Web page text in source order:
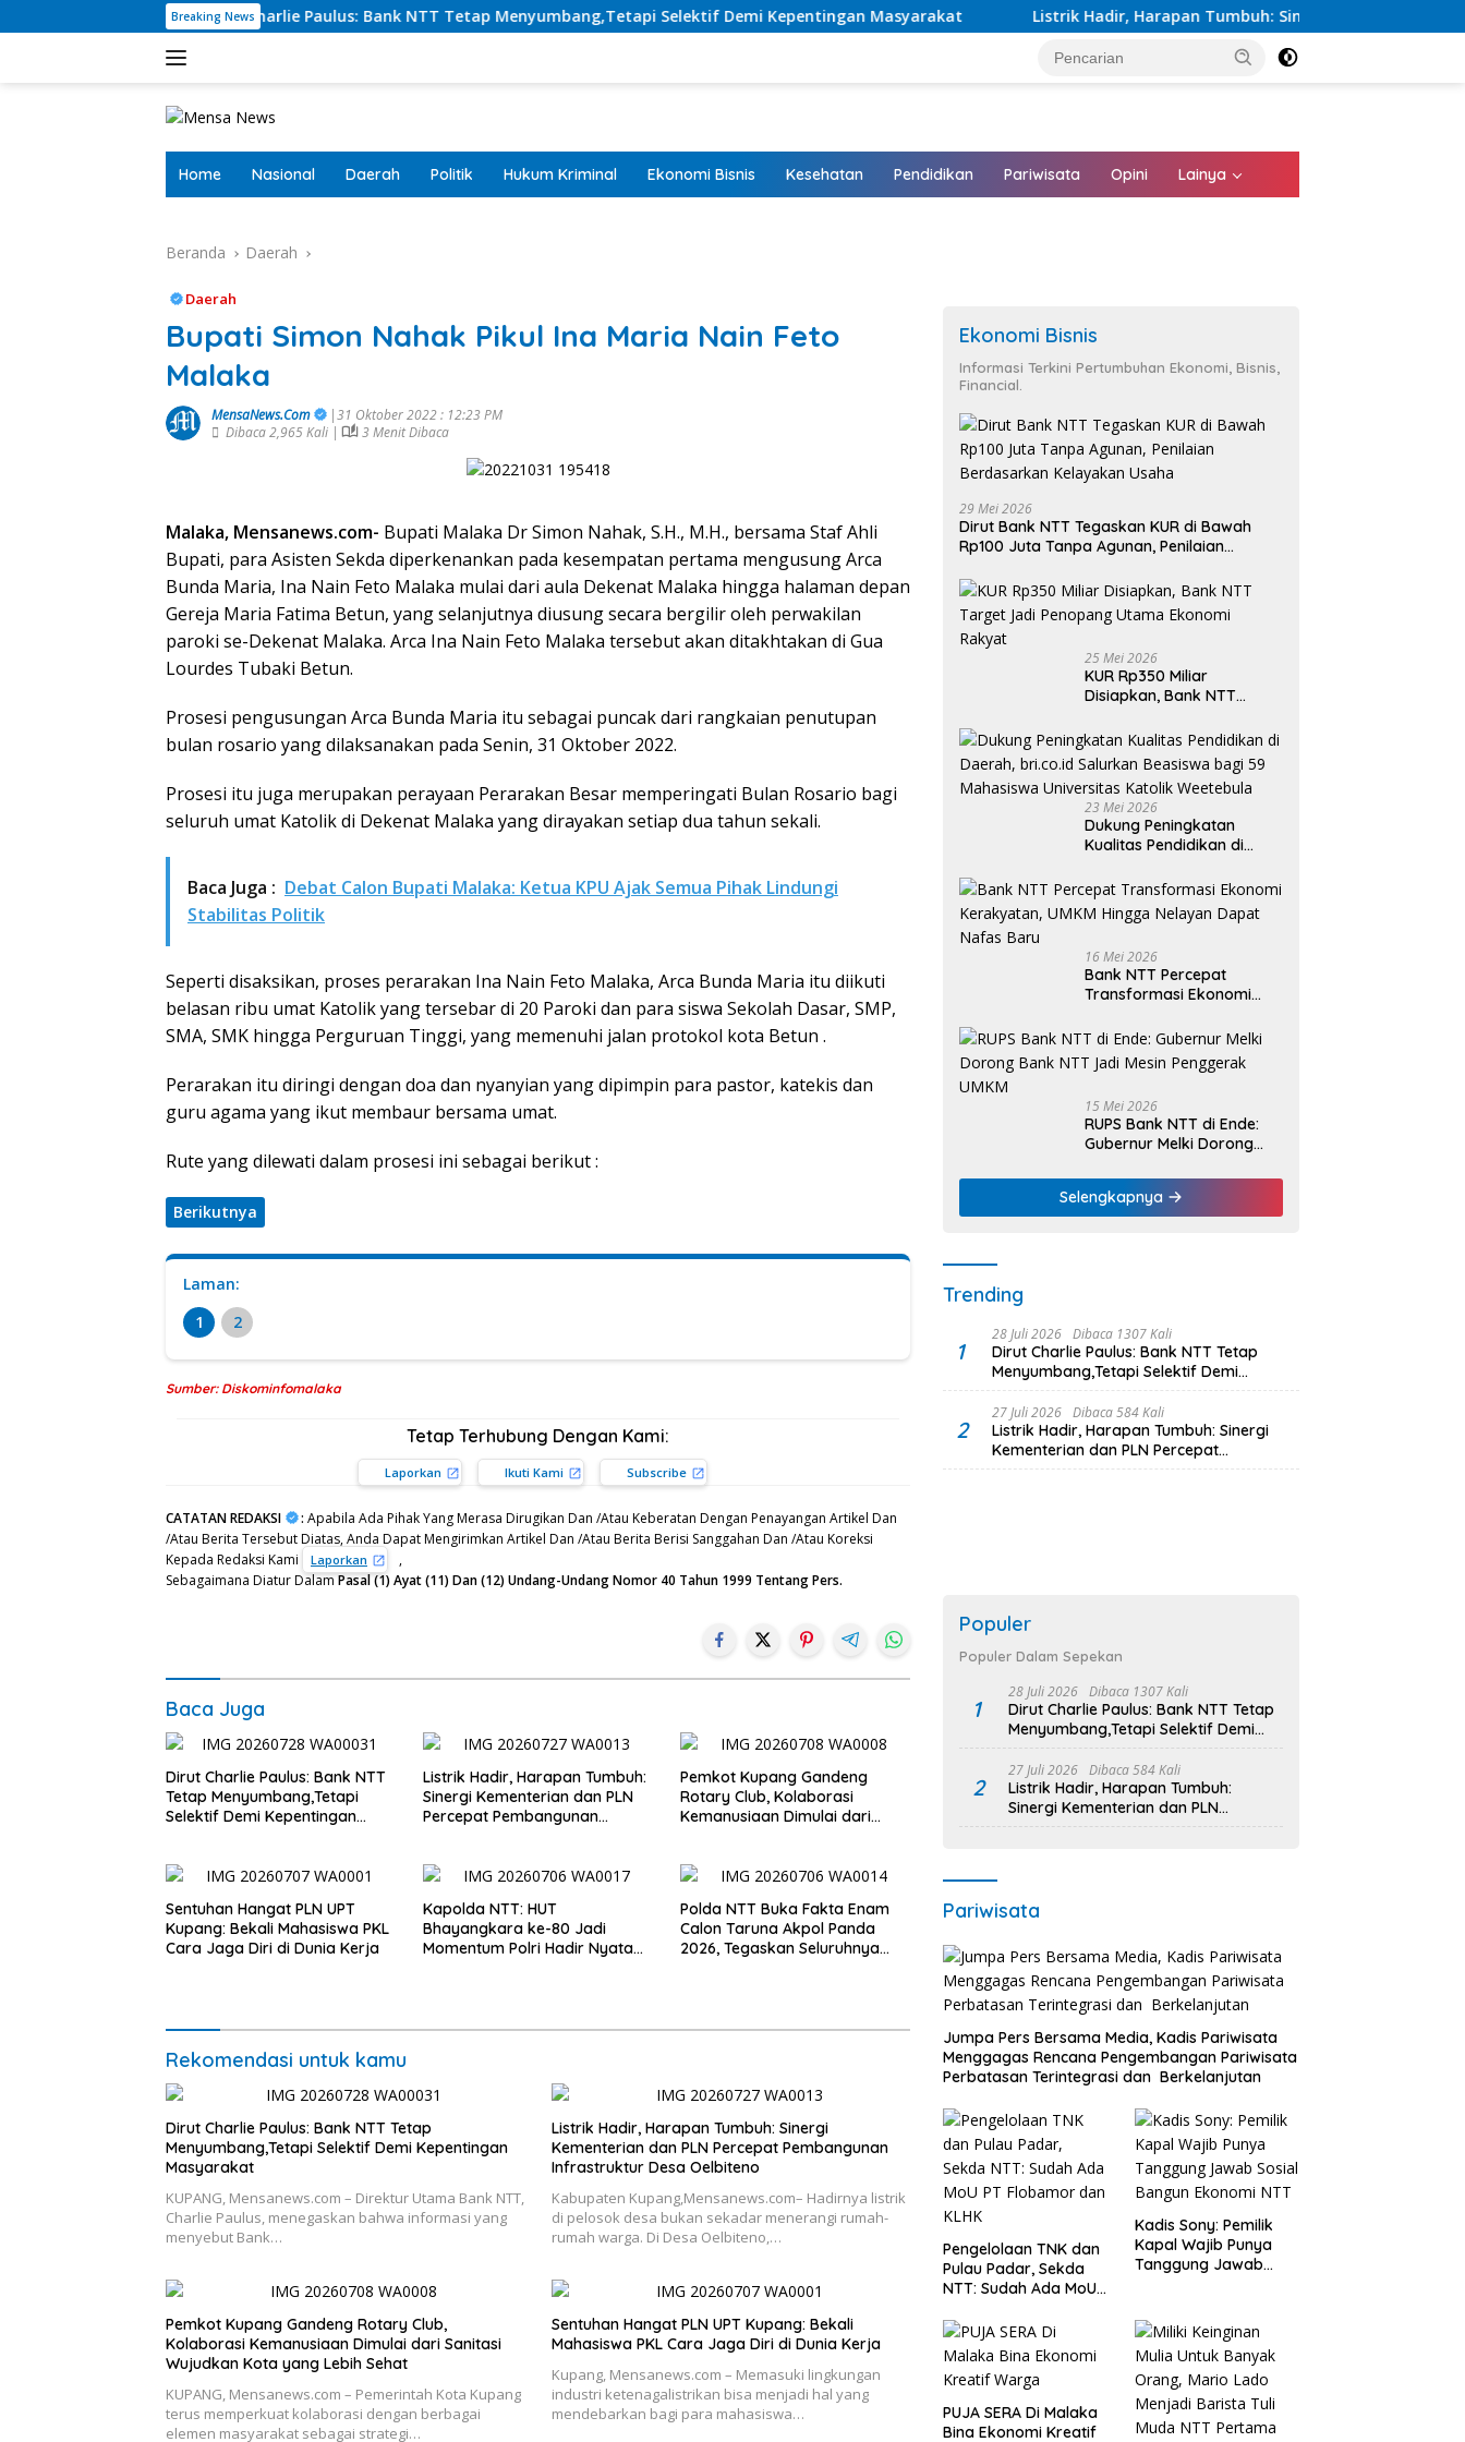
ke
Breaking News
Dirut Charlie Paulus: Bank NTT Tetap Menyumbang,Tetapi Selektif Demi Kepentingan Masyarakat Listrik Hadir, Harapan Tumbuh: Sinergi Kementerian dan PLN
Home Nasional Daerah Politik Hukum Kriminal Ekonomi Bisnis Kesehatan Pendidikan Pariwisata Opini Lainya
Beranda Daerah
Daerah
Bupati Simon Nahak Pikul Ina Maria Nain Feto
Malaka
MensaNews.Com
|31 Oktober 2022 : 12:23 PM
Dibaca 2,965 Kali |
3 Menit Dibaca
Malaka, Mensanews.com- Bupati Malaka Dr Simon Nahak, S.H., M.H., bersama Staf Ahli
Bupati, para Asisten Sekda diperkenankan pada kesempatan pertama mengusung Arca
Bunda Maria, Ina Nain Feto Malaka mulai dari aula Dekenat Malaka hingga halaman depan
Gereja Maria Fatima Betun, yang selanjutnya diusung secara bergilir oleh perwakilan
paroki se-Dekenat Malaka. Arca Ina Nain Feto Malaka tersebut akan ditakhtakan di Gua
Lourdes Tubaki Betun.
Prosesi pengusungan Arca Bunda Maria itu sebagai puncak dari rangkaian penutupan
bulan rosario yang dilaksanakan pada Senin, 31 Oktober 2022.
Prosesi itu juga merupakan perayaan Perarakan Besar memperingati Bulan Rosario bagi
seluruh umat Katolik di Dekenat Malaka yang dirayakan setiap dua tahun sekali.
Baca Juga : Debat Calon Bupati Malaka: Ketua KPU Ajak Semua Pihak Lindungi
Stabilitas Politik
Seperti disaksikan, proses perarakan Ina Nain Feto Malaka, Arca Bunda Maria itu diikuti
belasan ribu umat Katolik yang tersebar di 20 Paroki dan para siswa Sekolah Dasar, SMP,
SMA, SMK hingga Perguruan Tinggi, yang memenuhi jalan protokol kota Betun .
Perarakan itu diringi dengan doa dan nyanyian yang dipimpin para pastor, katekis dan
guru agama yang ikut membaur bersama umat.
Rute yang dilewati dalam prosesi ini sebagai berikut :
Berikutnya
Laman:
1
2
Sumber: Diskominfomalaka
Tetap Terhubung Dengan Kami:
Laporkan Ikuti Kami Subscribe
CATATAN REDAKSI : Apabila Ada Pihak Yang Merasa Dirugikan Dan /Atau Keberatan Dengan Penayangan Artikel Dan
/Atau Berita Tersebut Diatas, Anda Dapat Mengirimkan Artikel Dan /Atau Berita Berisi Sanggahan Dan /Atau Koreksi
Kepada Redaksi Kami
Laporkan
,
Sebagaimana Diatur DalamPasal (1) Ayat (11) Dan (12) Undang-Undang Nomor 40 Tahun 1999 Tentang Pers.
Baca Juga
Dirut Charlie Paulus: Bank NTT
Tetap Menyumbang,Tetapi
Selektif Demi Kepentingan
Listrik Hadir, Harapan Tumbuh:
Sinergi Kementerian dan PLN
Percepat Pembangunan
Pemkot Kupang Gandeng
Rotary Club, Kolaborasi
Kemanusiaan Dimulai dari
Sentuhan Hangat PLN UPT
Kupang: Bekali Mahasiswa PKL
Cara Jaga Diri di Dunia Kerja
Kapolda NTT: HUT
Bhayangkara ke-80 Jadi
Momentum Polri Hadir Nyata
Polda NTT Buka Fakta Enam
Calon Taruna Akpol Panda
2026, Tegaskan Seluruhnya
Rekomendasi untuk kamu
Dirut Charlie Paulus: Bank NTT Tetap
Menyumbang,Tetapi Selektif Demi Kepentingan
Masyarakat
KUPANG, Mensanews.com – Direktur Utama Bank NTT,
Charlie Paulus, menegaskan bahwa informasi yang
menyebut Bank…
Listrik Hadir, Harapan Tumbuh: Sinergi
Kementerian dan PLN Percepat Pembangunan
Infrastruktur Desa Oelbiteno
Kabupaten Kupang,Mensanews.com– Hadirnya listrik
di pelosok desa bukan sekadar menerangi rumah-
rumah warga. Di Desa Oelbiteno,…
Pemkot Kupang Gandeng Rotary Club,
Kolaborasi Kemanusiaan Dimulai dari Sanitasi
Wujudkan Kota yang Lebih Sehat
KUPANG, Mensanews.com – Pemerintah Kota Kupang
terus memperkuat kolaborasi dengan berbagai
elemen masyarakat sebagai strategi…
Sentuhan Hangat PLN UPT Kupang: Bekali
Mahasiswa PKL Cara Jaga Diri di Dunia Kerja
Kupang, Mensanews.com – Memasuki lingkungan
industri ketenagalistrikan bisa menjadi hal yang
mendebarkan bagi para mahasiswa…
Ekonomi Bisnis
Informasi Terkini Pertumbuhan Ekonomi, Bisnis,
Financial.
29 Mei 2026
Dirut Bank NTT Tegaskan KUR di Bawah
Rp100 Juta Tanpa Agunan, Penilaian
25 Mei 2026
KUR Rp350 Miliar
Disiapkan, Bank NTT
Utama Ekonomi Rakyat
23 Mei 2026
Dukung Peningkatan
Kualitas Pendidikan di
Beasiswa bagi 59
Mahasiswa Universitas
Katolik Weetebula
16 Mei 2026
Bank NTT Percepat
Transformasi Ekonomi
Nelayan Dapat Nafas
Baru
15 Mei 2026
RUPS Bank NTT di Ende:
Gubernur Melki Dorong
Penggerak UMKM
Selengkapnya
Trending
1
28 Juli 2026 Dibaca 1307 Kali
Dirut Charlie Paulus: Bank NTT Tetap
Menyumbang,Tetapi Selektif Demi
Kepentingan Masyarakat
2
27 Juli 2026 Dibaca 584 Kali
Listrik Hadir, Harapan Tumbuh: Sinergi
Kementerian dan PLN Percepat
Pembangunan Infrastruktur Desa
Populer
Populer Dalam Sepekan
1
28 Juli 2026 Dibaca 1307 Kali
Dirut Charlie Paulus: Bank NTT Tetap
Menyumbang,Tetapi Selektif Demi
Kepentingan Masyarakat
2
27 Juli 2026 Dibaca 584 Kali
Listrik Hadir, Harapan Tumbuh:
Sinergi Kementerian dan PLN
Percepat Pembangunan Infrastruktur
Pariwisata
Jumpa Pers Bersama Media, Kadis Pariwisata
Menggagas Rencana Pengembangan Pariwisata
Perbatasan Terintegrasi dan Berkelanjutan
Pengelolaan TNK dan
Pulau Padar, Sekda
NTT: Sudah Ada MoU
KLHK
Kadis Sony: Pemilik
Kapal Wajib Punya
Tanggung Jawab
PUJA SERA Di Malaka
Bina Ekonomi Kreatif